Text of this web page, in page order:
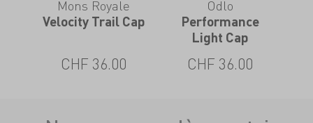
Mons Royale
Velocity Trail Cap
CHF 36.00
Odlo
Performance
Light Cap
CHF 36.00